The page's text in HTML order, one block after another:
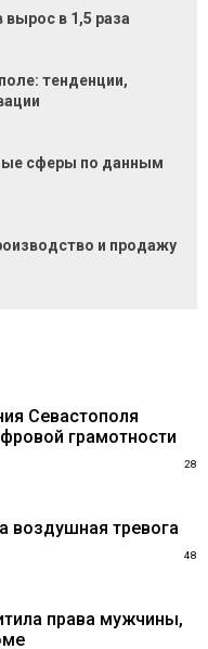
вырос в 1,5 раза
тенденции,
сферы по данным
и продажу
Севастополя
грамотности
28
воздушная тревога
48
права мужчины,